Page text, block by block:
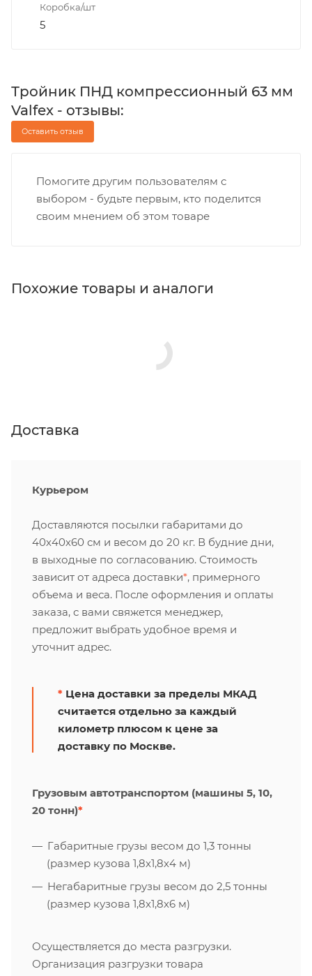
Коробка/шт
5
Тройник ПНД компрессионный 63 мм
Valfex - отзывы:
Оставить отзыв
Помогите другим пользователям с
выбором - будьте первым, кто поделится
своим мнением об этом товаре
Похожие товары и аналоги
Доставка
Курьером
Доставляются посылки габаритами до
40х40х60 см и весом до 20 кг. В будние дни,
в выходные по согласованию. Стоимость
зависит от адреса доставки*, примерного
объема и веса. После оформления и оплаты
заказа, с вами свяжется менеджер,
предложит выбрать удобное время и
уточнит адрес.
* Цена доставки за пределы МКАД
считается отдельно за каждый
километр плюсом к цене за
доставку по Москве.
Грузовым автотранспортом (машины 5, 10,
20 тонн)*
Габаритные грузы весом до 1,3 тонны
(размер кузова 1,8х1,8х4 м)
Негабаритные грузы весом до 2,5 тонны
(размер кузова 1,8х1,8х6 м)
Осуществляется до места разгрузки.
Организация разгрузки товара